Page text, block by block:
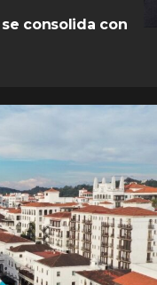
consolida con